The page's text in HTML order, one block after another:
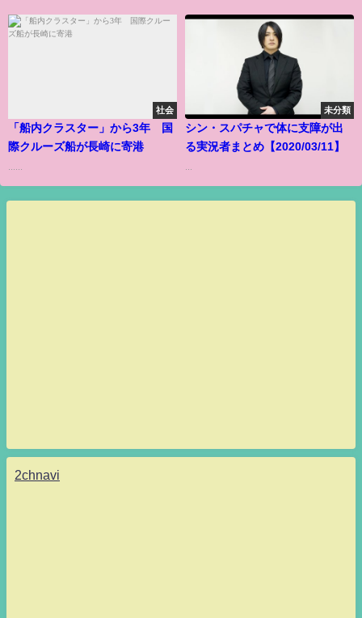
社会
「船内クラスター」から3年 国
際クルーズ船が長崎に寄港
未分類
シン・スパチャで体に支障が出
る実況者まとめ【2020/03/11】
2chnavi